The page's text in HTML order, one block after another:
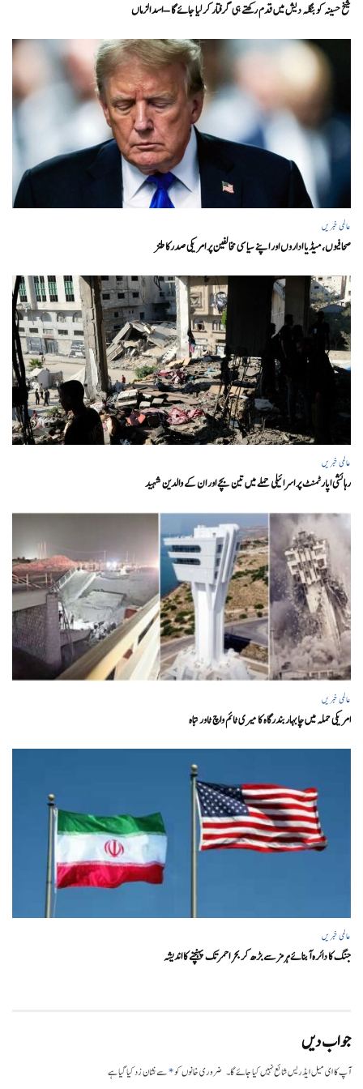
شیخ حسینہ کو بنگلہ دیش میں قدم رکھتے ہی گرفتار کر لیا جائے گا – اسد الزماں
عالمی خبریں
صحافیوں، میڈیا اداروں اور اپنے سیاسی مخالفین پر امریکی صدرکا طنز
عالمی خبریں
رہائشی اپارٹمنٹ پر اسرائیلی حملے میں تین بچے اور ان کے والدین شہید
عالمی خبریں
امریکی حملہ میں چابہار بندرگاہ کا میری ٹائم واچ ٹاور تباہ
عالمی خبریں
جنگ کا دائرہ آبنائے ہرمز سے بڑھ کر بحر احمر تک پہنچنے کا اندیشہ
جواب دیں
آپ کا ای میل ایڈریس شائع نہیں کیا جائے گا۔ ضروری خانوں کو*سے نشان زد کیا گیا ہے